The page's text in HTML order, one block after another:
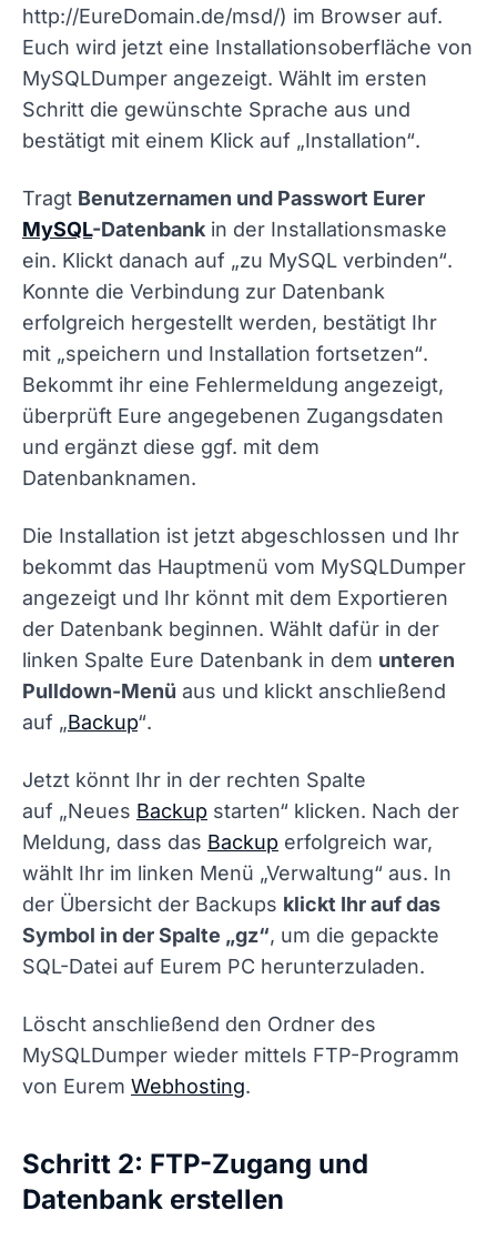
http://EureDomain.de/msd/) im Browser auf.
Euch wird jetzt eine Installationsoberfläche von
MySQLDumper angezeigt. Wählt im ersten
Schritt die gewünschte Sprache aus und
bestätigt mit einem Klick auf „Installation“.
Tragt Benutzernamen und Passwort Eurer
MySQL-Datenbank in der Installationsmaske
ein. Klickt danach auf „zu MySQL verbinden“.
Konnte die Verbindung zur Datenbank
erfolgreich hergestellt werden, bestätigt Ihr
mit „speichern und Installation fortsetzen“.
Bekommt ihr eine Fehlermeldung angezeigt,
überprüft Eure angegebenen Zugangsdaten
und ergänzt diese ggf. mit dem
Datenbanknamen.
Die Installation ist jetzt abgeschlossen und Ihr
bekommt das Hauptmenü vom MySQLDumper
angezeigt und Ihr könnt mit dem Exportieren
der Datenbank beginnen. Wählt dafür in der
linken Spalte Eure Datenbank in dem unteren
Pulldown-Menü aus und klickt anschließend
auf „Backup“.
Jetzt könnt Ihr in der rechten Spalte
auf „Neues Backup starten“ klicken. Nach der
Meldung, dass das Backup erfolgreich war,
wählt Ihr im linken Menü „Verwaltung“ aus. In
der Übersicht der Backups klickt Ihr auf das
Symbol in der Spalte „gz“, um die gepackte
SQL-Datei auf Eurem PC herunterzuladen.
Löscht anschließend den Ordner des
MySQLDumper wieder mittels FTP-Programm
von Eurem Webhosting.
Schritt 2: FTP-Zugang und
Datenbank erstellen